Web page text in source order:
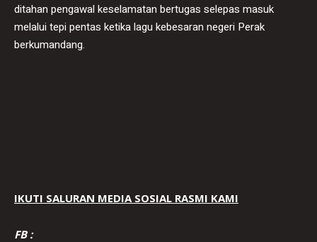
ditahan pengawal keselamatan bertugas selepas masuk
melalui tepi pentas ketika lagu kebesaran negeri Perak
berkumandang.
IKUTI SALURAN MEDIA SOSIAL RASMI KAMI
FB :